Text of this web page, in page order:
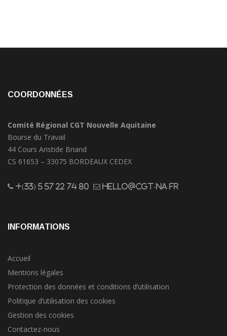
COORDONNÉES
Comité Régional CGT Nouvelle Aquitaine
Bourse du Travail
44 Cours Aristide Briand
CS 61653 – 33075 BORDEAUX CEDEX
+(33) 5 57 22 74 80 hello@cgt-na.fr
INFORMATIONS
Accueil
Mentions légales
Protection des données et conditions d’utilisation
Politique d’utilisation des cookies
Gestion des cookies
Contactez-nous